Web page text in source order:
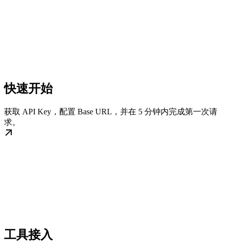
快速开始
获取 API Key，配置 Base URL，并在 5 分钟内完成第一次请
求。
工具接入